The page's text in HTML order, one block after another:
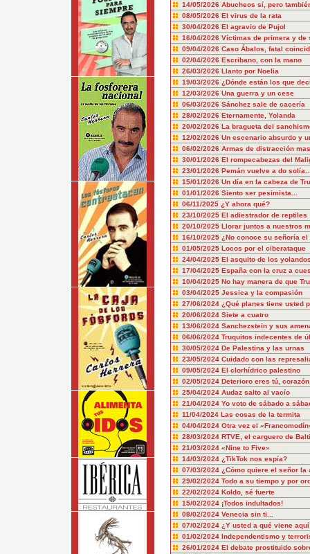
14/05/2026 Abucheos sí, pero
08/05/2026 El virus de la rata
30/04/2026 El agravio de Pujol
16/04/2026 Víctimas de primera y de
09/04/2026 Caso Ábalos, fatal
02/04/2026 Escribano, con la mano
26/03/2026 Llanto por Noelia
19/03/2026 ¿Dónde están los que
12/03/2026 Una guerra y un cese
06/03/2026 Sánchez sale de cacería
28/02/2026 Eternamente, Yolanda
20/02/2026 La bragueta del
12/02/2026 Un escenario absurdo y
06/02/2026 Armas de distracción
30/01/2026 El rompecabezas del
23/01/2026 Pemán vuelve a do
15/01/2026 Un día en la cabeza de
01/01/2026 Siento ser pesimista...
06/11/2025 ¿Y ahora qué?
23/10/2025 El adiestrador de reptiles
20/10/2025 Llorar juntos a nuestros
16/10/2025 ¿No conoce su señoría
01/05/2025 Locos por el ciberataque
24/04/2025 El asquito de los
17/04/2025 España con la cruz a
10/04/2025 No hay manera de que
03/04/2025 Jessica y la compasión
27/06/2024 ¿Qué planes tiene usted
20/06/2024 Siete a cuatro
13/06/2024 Sanchezstein y sus
06/06/2024 Truquitos indecentes de
30/05/2024 De Palestina y las urnas
23/05/2024 Cuidado con las
09/05/2024 El clorhídrico palestino
02/05/2024 Deterioro eres tú, corazón
25/04/2024 Audaz salto al vacío
21/04/2024 Yo voto de sábado a
11/04/2024 Las cosas de la termita
04/04/2024 Otra vez el
28/03/2024 RTVE, el carguero de
21/03/2024 «Nine to Five»
14/03/2024 ¿TikTok nos espía?
07/03/2024 ¿Cómo quiere el señor la
29/02/2024 Todo a su tiempo y por
22/02/2024 Koldo, sé fuerte
15/02/2024 ¡Todos indultados!
08/02/2024 Venecia sin ti...
07/02/2024 ¿Y usted a qué viene
01/02/2024 Independentismo y
26/01/2024 El debate prostituido